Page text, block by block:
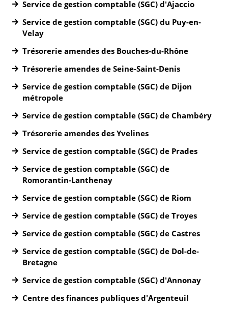
Service de gestion comptable (SGC) d'Ajaccio
Service de gestion comptable (SGC) du Puy-en-
Velay
Trésorerie amendes des Bouches-du-Rhône
Trésorerie amendes de Seine-Saint-Denis
Service de gestion comptable (SGC) de Dijon
métropole
Service de gestion comptable (SGC) de Chambéry
Trésorerie amendes des Yvelines
Service de gestion comptable (SGC) de Prades
Service de gestion comptable (SGC) de
Romorantin-Lanthenay
Service de gestion comptable (SGC) de Riom
Service de gestion comptable (SGC) de Troyes
Service de gestion comptable (SGC) de Castres
Service de gestion comptable (SGC) de Dol-de-
Bretagne
Service de gestion comptable (SGC) d'Annonay
Centre des finances publiques d'Argenteuil